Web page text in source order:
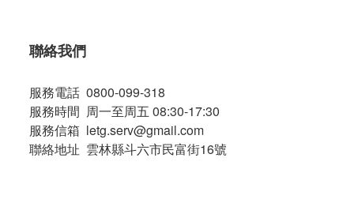
聯絡我們
服務電話 0800-099-318
服務時間 周一至周五 08:30-17:30
服務信箱 letg.serv@gmail.com
聯絡地址 雲林縣斗六市民富街16號